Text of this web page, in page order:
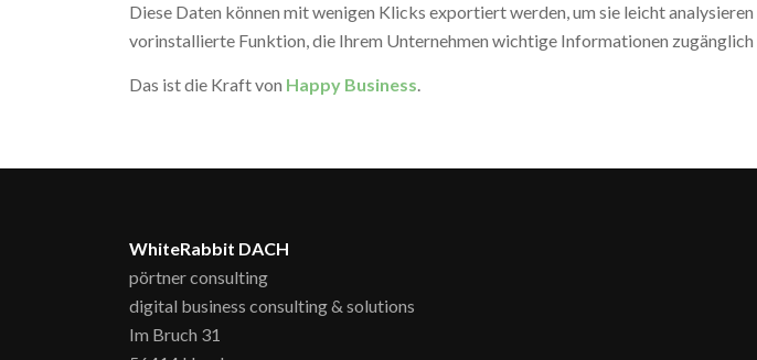
Diese Daten können mit wenigen Klicks exportiert werden, um sie leicht
vorinstallierte Funktion, die Ihrem Unternehmen wichtige Informationen zugänglich
Das ist die Kraft von Happy Business
WhiteRabbit DACH
pörtner consulting
digital business consulting & solutions
Im Bruch 31